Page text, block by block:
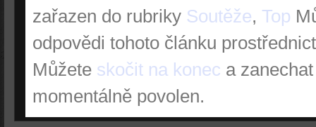
zařazen do rubriky Soutěže, Top
odpovědi tohoto článku
Můžete skočit na konec a
momentálně povolen.